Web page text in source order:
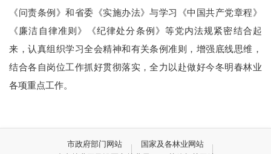
《问责条例》和省委《实施办法》与学习《中国共产党章程》
《廉洁自律准则》《纪律处分条例》等党内法规紧密结合起
来，认真组织学习全会精神和有关条例准则，增强底线思维，
结合各自岗位工作抓好贯彻落实，全力以赴做好今冬明春林业
各项重点工作。
市政府部门网站
国家及各林业网站